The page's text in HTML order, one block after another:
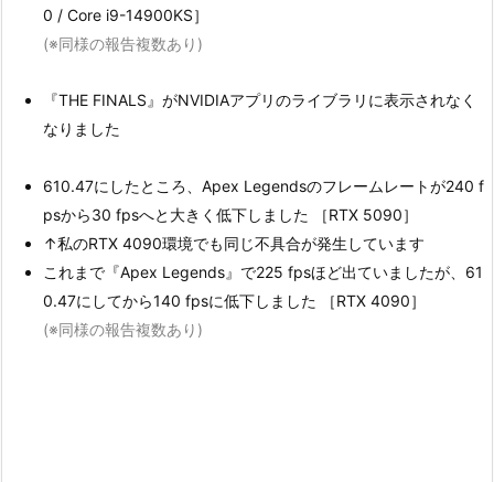
0 / Core i9-14900KS］
(※同様の報告複数あり)
『THE FINALS』がNVIDIAアプリのライブラリに表示されなく
なりました
610.47にしたところ、Apex Legendsのフレームレートが240 f
psから30 fpsへと大きく低下しました ［RTX 5090］
↑私のRTX 4090環境でも同じ不具合が発生しています
これまで『Apex Legends』で225 fpsほど出ていましたが、61
0.47にしてから140 fpsに低下しました ［RTX 4090］
(※同様の報告複数あり)